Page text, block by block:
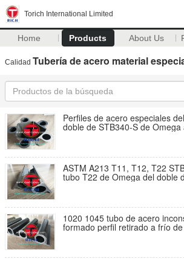
Torich International Limited
Home Products About Us
Calidad Tubería de acero material
Perfiles de acero especiales
doble de STB340-S de
ASTM A213 T11, T12, T22
tubo T22 de Omega del doble
1020 1045 tubo de acero
formado perfil retirado a frío